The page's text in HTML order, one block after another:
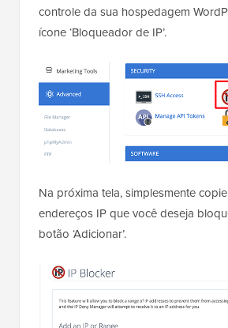
controle da sua hospedagem
ícone ‘Bloqueador de IP’.
Na próxima tela, simplesmente
endereços IP que você deseja
botão ‘Adicionar’.